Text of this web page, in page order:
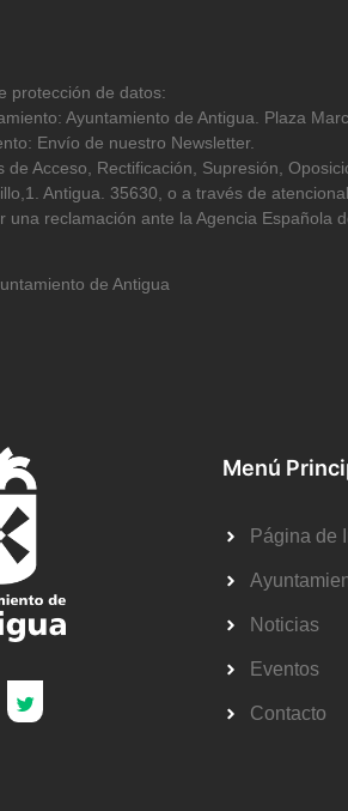
protección de datos:
Ayuntamiento de Antigua. Plaza
Envío de nuestro Newsletter.
de Acceso, Rectificación, Supresión,
Antigua. 35630, o a través de
una reclamación ante la Agencia Española
de Antigua
Menú
Página de
Noticias
Eventos
Contacto